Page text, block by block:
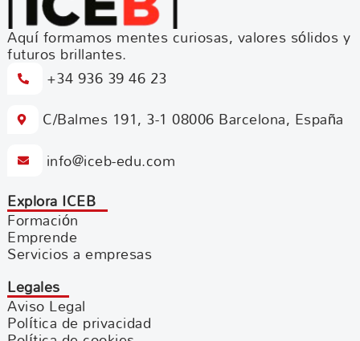
Aquí formamos mentes curiosas, valores sólidos y
futuros brillantes.
+34 936 39 46 23
C/Balmes 191, 3-1 08006 Barcelona, España
info@iceb-edu.com
Explora ICEB
Formación
Emprende
Servicios a empresas
Legales
Aviso Legal
Política de privacidad